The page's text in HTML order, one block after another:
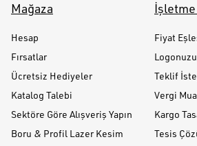
Mağaza
Hesap
Fırsatlar
Ücretsiz Hediyeler
Katalog Talebi
Sektöre Göre Alışveriş Yapın
Boru & Profil Lazer Kesim
Fiyat
Teklif
Vergi
Kargo
Tesis